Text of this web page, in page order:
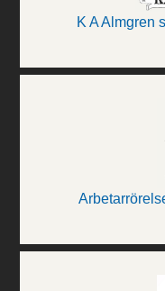
K A Almgren